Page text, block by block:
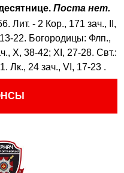
Поста нет.
Лит. - 2 Кор., 171 зач., II,
22. Богородицы: Флп.,
X, 38-42; XI, 27-28. Свт.:
Лк., 24 зач., VI, 17-23 .